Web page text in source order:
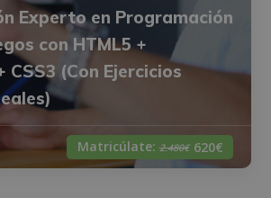
Experto en Programación
con HTML5 +
CSS3 (Con Ejercicios
Matricúlate:2.480€ 620€